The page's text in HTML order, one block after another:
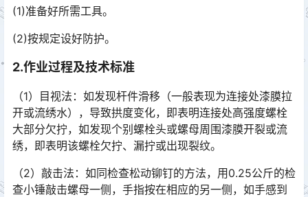
(1)准备好所需工具。
(2)按规定设好防护。
2.作业过程及技术标准
（1）目视法：如发现杆件滑移（一般表现为连接处漆膜拉
开或流绣水），导致拱度变化，即表明连接处高强度螺栓
大部分欠拧，如发现个别螺栓头或螺母周围漆膜开裂或流
绣，即表明该螺栓欠拧、漏拧或出现裂纹。󠅅󠅃󠄵󠅂󠄪󠇖󠆨󠆨󠇕󠆞󠆒󠅬󠇘󠆭󠆘󠇙󠆝󠅵󠇗󠆭󠆁󠄐󠇗󠅹󠅸󠇖󠆍󠅳󠇖󠅹󠅰󠇖󠆌󠅹
（2）敲击法：如同检查松动铆钉的方法，用0.25公斤的检
查小锤敲击螺母一侧，手指按在相应的另一侧，如手感到